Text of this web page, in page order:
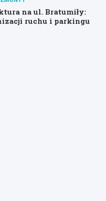
na ul. Bratumiły:
ruchu i parkingu